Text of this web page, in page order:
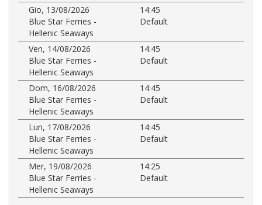
Gio, 13/08/2026
14:45
Blue Star Ferries -
Hellenic Seaways
Default
Ven, 14/08/2026
14:45
Blue Star Ferries -
Hellenic Seaways
Default
Dom, 16/08/2026
14:45
Blue Star Ferries -
Hellenic Seaways
Default
Lun, 17/08/2026
14:45
Blue Star Ferries -
Hellenic Seaways
Default
Mer, 19/08/2026
14:25
Blue Star Ferries -
Hellenic Seaways
Default